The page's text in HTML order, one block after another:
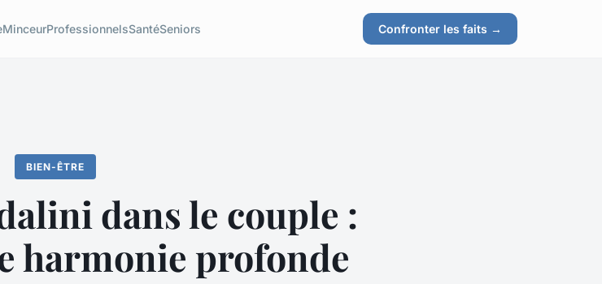
MinceurProfessionnelsSantéSeniors Confronter les faits →
BIEN-ÊTRE
dans le couple :
harmonie profonde